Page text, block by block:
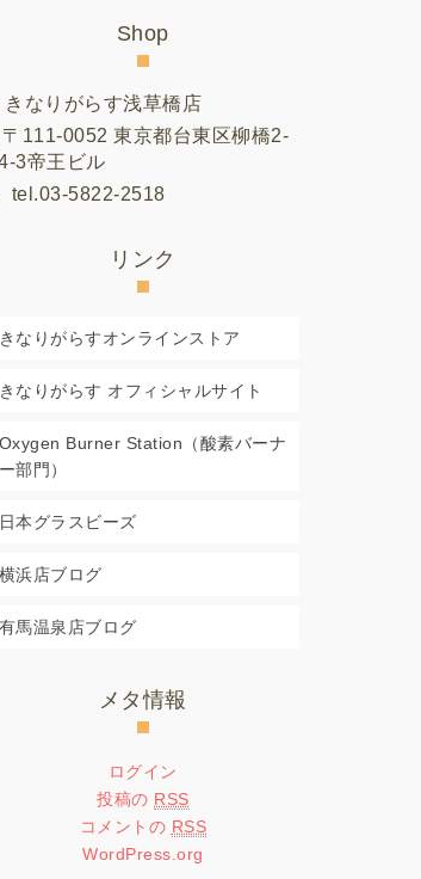
Shop
きなりがらす浅草橋店
〒111-0052 東京都台東区柳橋2-
3帝王ビル
tel.03-5822-2518
リンク
きなりがらすオンラインストア
きなりがらす オフィシャルサイト
Oxygen Burner Station（酸素バーナ
ー部門）
日本グラスビーズ
横浜店ブログ
有馬温泉店ブログ
メタ情報
ログイン
投稿の RSS
コメントの RSS
WordPress.org